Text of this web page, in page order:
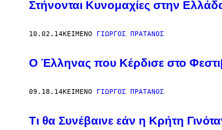
Στήνονται Κυνομαχίες στην
10.02.14ΚΕΊΜΕΝΟ ΓΙΩΡΓΟΣ ΠΡΑΤΑΝΟΣ
Ο Έλληνας που Κέρδισε στο
09.18.14ΚΕΊΜΕΝΟ ΓΙΩΡΓΟΣ ΠΡΑΤΑΝΟΣ
Τι θα Συνέβαινε εάν η Κρήτη